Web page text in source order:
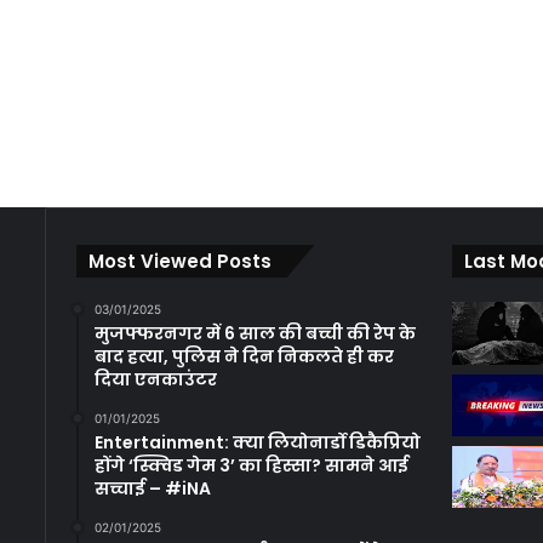
Most Viewed Posts
03/01/2025
मुजफ्फरनगर में 6 साल की बच्ची की रेप के
बाद हत्या, पुलिस ने दिन निकलते ही कर
दिया एनकाउंटर
01/01/2025
Entertainment: क्या लियोनार्डो डिकैप्रियो
होंगे ‘स्क्विड गेम 3’ का हिस्सा? सामने आई
सच्चाई – #iNA
02/01/2025
Last